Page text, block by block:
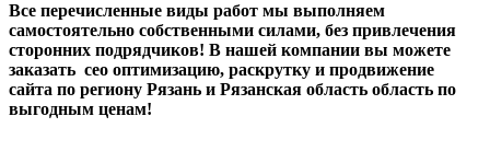
Все перечисленные виды работ мы выполняем
самостоятельно собственными силами, без привлечения
сторонних подрядчиков! В нашей компании вы можете
заказать сео оптимизацию, раскрутку и продвижение
сайта по региону Рязань и Рязанская область область по
выгодным ценам!